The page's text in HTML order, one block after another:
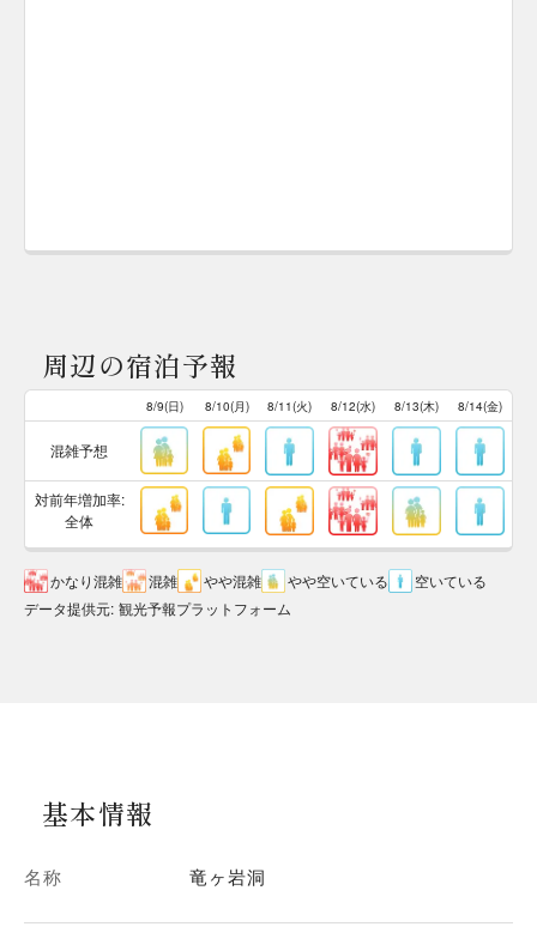
周辺の宿泊予報
8/9(日) 8/10(月) 8/11(火) 8/12(水) 8/13(木) 8/14(金)
混雑予想
対前年増加率:
全体
かなり混雑 混雑 やや混雑 やや空いている
空いている
データ提供元: 観光予報プラットフォーム
基本情報
名称 竜ヶ岩洞